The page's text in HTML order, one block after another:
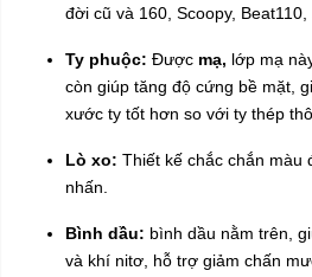
đời cũ và 160, Scoopy, Beat110,
Ty phuộc: Được mạ, lớp mạ
còn giúp tăng độ cứng bề mặt,
xước ty tốt hơn so với ty thép
Lò xo: Thiết kế chắc chắn màu
nhấn.
Bình dầu: bình dầu nằm trên,
và khí nitơ, hỗ trợ giảm chấn